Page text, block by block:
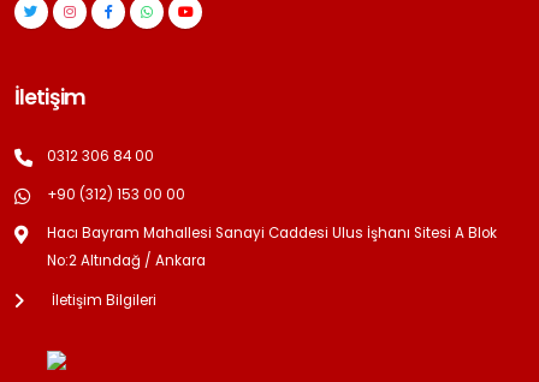
İletişim
0312 306 84 00
+90 (312) 153 00 00
Hacı Bayram Mahallesi Sanayi Caddesi Ulus İşhanı Sitesi A Blok
No:2 Altındağ / Ankara
İletişim Bilgileri